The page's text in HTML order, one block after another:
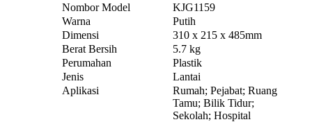
Nombor Model
KJG1159
Warna
Putih
Dimensi
310 x 215 x 485mm
Berat Bersih
5.7 kg
Perumahan
Plastik
Jenis
Lantai
Aplikasi
Rumah; Pejabat; Ruang
Tamu; Bilik Tidur;
Sekolah; Hospital